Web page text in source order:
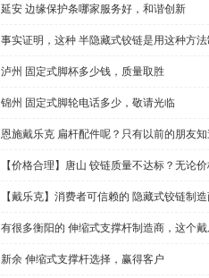
延安 边缘保护条哪家服务好，和谐创新
事实证明，这种 半隐藏式铰链是用这种方
泸州 固定式脚杯多少钱，质量取胜
锦州 固定式脚轮电话多少，敬请光临
恩施戴乐克 扁杆配件呢？只有以前的朋友
【价格合理】唐山 铰链质量不达标？无论
【戴乐克】消费者可信赖的 隐藏式铰链制
有很多衡阳的 伸缩式支撑杆制造商，这个
新余 伸缩式支撑杆选择，赢得客户